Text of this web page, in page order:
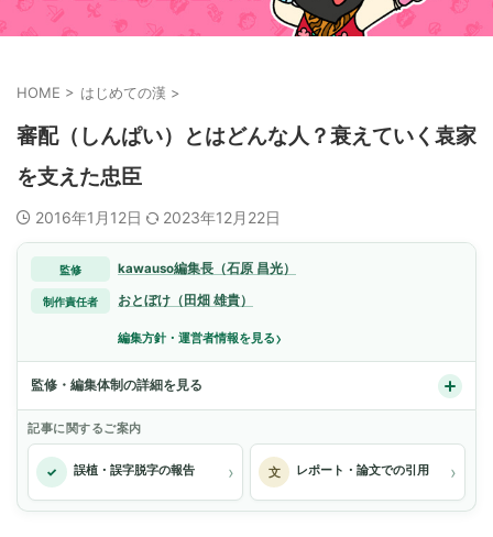
HOME > はじめての漢 >
審配（しんぱい）とはどんな人？衰えていく袁家
を支えた忠臣
2016年1月12日 2023年12月22日
監修 kawauso編集長（石原 昌光）
制作責任者 おとぼけ（田畑 雄貴）
編集方針・運営者情報を見る›
監修・編集体制の詳細を見る
記事に関するご案内
✓ 誤植・誤字脱字の報告 › 文 レポート・論文での引用 ›